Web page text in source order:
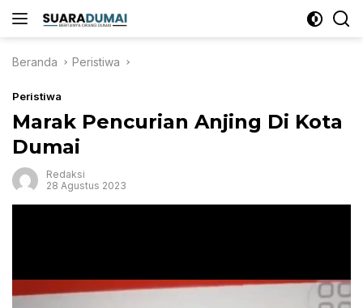
ke
Beranda
Peristiwa
Peristiwa
Marak Pencurian Anjing Di Kota
Dumai
Redaksi
28 Agustus 2023